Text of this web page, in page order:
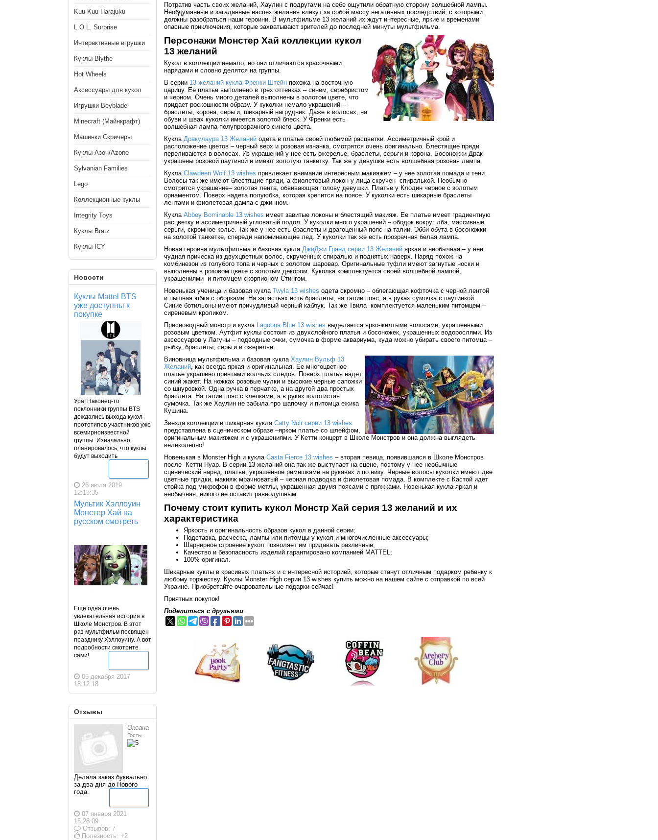
Kuu Kuu Harajuku
L.O.L. Surprise
Интерактивные игрушки
Куклы Blythe
Hot Wheels
Аксессуары для кукол
Игрушки Beyblade
Minecraft (Майнкрафт)
Машинки Скричеры
Куклы Азон/Azone
Sylvanian Families
Lego
Коллекционные куклы
Integrity Toys
Куклы Bratz
Куклы ICY
Новости
Куклы Mattel BTS
уже доступны к
покупке
Ура! Наконец-то
поклонники группы BTS
дождались выхода кукол-
прототипов участников уже
всемирноизвестной
группы. Изначально
планировалось, что куклы
будут выходить
26 июля 2019
12:13:35
Мультик Хэллоуин
Монстер Хай на
русском смотреть
Еще одна очень
увлекательная история в
Школе Монстров. В этот
раз мультфильм посвящен
празднику Хэллоуину. А вот
подробности смотрите
сами!
05 декабря 2017
18:12:18
Отзывы
Оксана
Гость.
Делала заказ буквально
за два дня до Нового
года.
07 января 2021
15:28:09
Отзывов: 7
Полезность: +2
Потратив часть своих желаний, Хаулин с подругами на себе ощутили обратную сторону волшебной лампы.
Необдуманные и загаданные наспех желания влекут за собой массу негативных последствий, с которыми
должны разобраться наши героини. В мультфильме 13 желаний их ждут интересные, яркие и временами
опасные приключения, которые захватывают зрителей до последней минуты мультфильма.
Персонажи Монстер Хай коллекции кукол
13 желаний
Кукол в коллекции немало, но они отличаются красочными
нарядами и словно делятся на группы.
В серии 13 желаний кукла Френки Штейн похожа на восточную
царицу. Ее платье выполнено в трех оттенках – синем, серебристом
и черном. Очень много деталей выполнены в золотом цвете, что
придает роскошности образу. У куколки немало украшений –
браслеты, корона, серьги, шикарный нагрудник. Даже в волосах, на
обуви и швах куколки имеется золотой блеск. У Френки есть
волшебная лампа полупрозрачного синего цвета.
Кукла Дракулаура 13 Желаний одета в платье своей любимой расцветки. Ассиметричный крой и
расположение цветов – черный верх и розовая изнанка, смотрятся очень оригинально. Блестящие пряди
переливаются в волосах. Из украшений у нее есть ожерелье, браслеты, серьги и корона. Босоножки Драк
украшены розовой паутиной и имеют золотую танкетку. Так же у девушки есть волшебная розовая лампа.
Кукла Clawdeen Wolf 13 wishes привлекает внимание интересным макияжем – у нее золотая помада и тени.
Волосы так же имеют блестящие пряди, а фиолетовый локон у лица скручен спиралькой. Необычно
смотрится украшение– золотая лента, обвивающая голову девушки. Платье у Клодин черное с золотым
орнаментом. Поверх надета полуюбка, которая крепится на поясе. У куколки есть шикарные браслеты
лентами и фиолетовая дампа с джинном.
Кукла Abbey Bominable 13 wishes имеет завитые локоны и блестящий макияж. Ее платье имеет градиентную
расцветку и ассиметричный угловатый подол. У куколки много украшений – ободок вокруг лба, массивные
серьги, скромное колье. Так же у нее есть браслеты и драгоценный пояс на талии. Эбби обута в босоножки
на золотой танкетке, спереди напоминающие лед. У куколки так же есть прозрачная белая лампа.
Новая героиня мультфильма и базовая кукла ДжиДжи Гранд серии 13 Желаний яркая и необычная – у нее
чудная прическа из двухцветных волос, скрученных спиралью и поднятых наверх. Наряд похож на
комбинезон из голубого топа и черных с золотом шаровар. Оригинальные туфли имеют загнутые носки и
выполнены в розовом цвете с золотым декором. Куколка комплектуется своей волшебной лампой,
украшениями и питомцем скорпионом Стингом.
Новенькая ученица и базовая кукла Twyla 13 wishes одета скромно – облегающая кофточка с черной лентой
и пышная юбка с оборками. На запястьях есть браслеты, на талии пояс, а в руках сумочка с паутинкой.
Синие ботильоны имеют причудливый черный каблук. Так же Твила комплектуется маленьким питомцем –
сиреневым кроликом.
Пресноводный монстр и кукла Lagoona Blue 13 wishes выделяется ярко-желтыми волосами, украшенными
розовым цветком. Аутфит куклы состоит из двухслойного платья и босоножек, украшенных водорослями. Из
аксессуаров у Лагуны – подводные очки, сумочка в форме аквариума, куда можно убирать своего питомца –
рыбку, браслеты, серьги и ожерелье.
Виновница мультфильма и базовая кукла Хаулин Вульф 13
Желаний, как всегда яркая и оригинальная. Ее многоцветное
платье украшено принтами волчьих следов. Поверх платья надет
синий жакет. На ножках розовые чулки и высокие черные сапожки
со шнуровкой. Одна ручка в перчатке, а на другой два простых
браслета. На талии пояс с клепками, а в руках золотистая
сумочка. Так же Хаулин не забыла про шапочку и питомца ежика
Кушина.
Звезда коллекции и шикарная кукла Catty Noir серии 13 wishes
представлена в сценическом образе –ярком платье со шлейфом,
оригинальным макияжем и с украшениями. У Кетти концерт в Школе Монстров и она должна выглядеть
великолепно!
Новенькая в Monster High и кукла Casta Fierce 13 wishes – вторая певица, появившаяся в Школе Монстров
после Кетти Нуар. В серии 13 желаний она так же выступает на сцене, поэтому у нее необычные
сценический наряд, платье, украшенное ремешками на рукавах и по низу. Черные волосы куколки имеют две
цветные прядки, макияж мрачноватый – черная подводка и фиолетовая помада. В комплекте с Кастой идет
стойка под микрофон в форме метлы, украшенная двумя поясами с пряжками. Новенькая кукла яркая и
необычная, никого не оставит равнодушным.
Почему стоит купить кукол Монстр Хай серия 13 желаний и их
характеристика
Яркость и оригинальность образов кукол в данной серии;
Подставка, расческа, лампы или питомцы у кукол и многочисленные аксессуары;
Шарнирное строение кукол позволяет им придавать различные;
Качество и безопасность изделий гарантировано компанией MATTEL;
100% оригинал.
Шикарные куклы в красивых платьях и с интересной историей, которые станут отличным подарком ребенку к
любому торжеству. Куклы Monster High серии 13 wishes купить можно на нашем сайте с отправкой по всей
Украине. Приобретайте очаровательные подарки сейчас!
Приятных покупок!
Поделиться с друзьями